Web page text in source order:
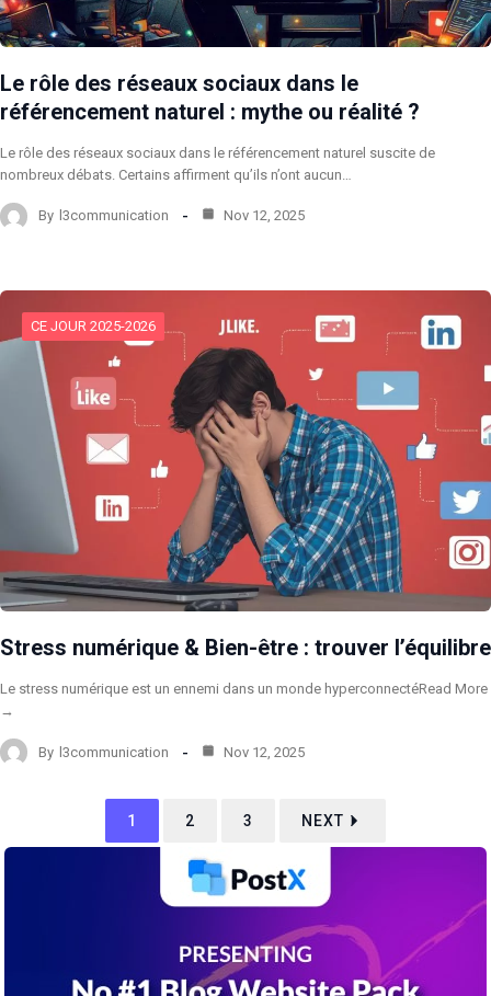
Le rôle des réseaux sociaux dans le
référencement naturel : mythe ou réalité ?
Le rôle des réseaux sociaux dans le référencement naturel suscite de
nombreux débats. Certains affirment qu’ils n’ont aucun…
By l3communication Nov 12, 2025
CE JOUR 2025-2026
Stress numérique & Bien-être : trouver l’équilibre
Le stress numérique est un ennemi dans un monde hyperconnectéRead More
→
By l3communication Nov 12, 2025
1 2 3 NEXT